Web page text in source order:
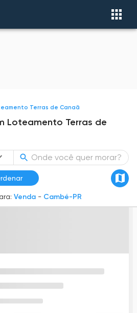
Terras de Canaã
Loteamento Terras de
Venda - Cambé-PR